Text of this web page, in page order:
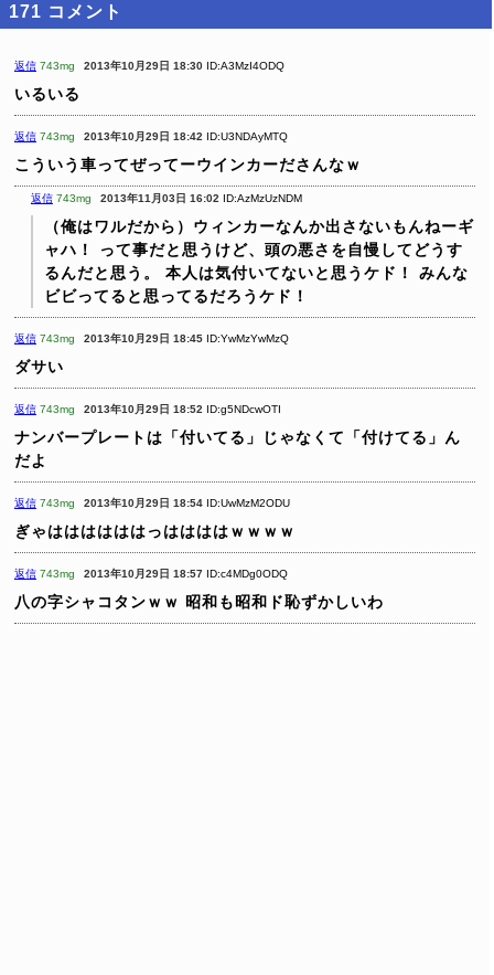
171 コメント
返信 743mg 2013年10月29日 18:30 ID:A3MzI4ODQ
いるいる
返信 743mg 2013年10月29日 18:42 ID:U3NDAyMTQ
こういう車ってぜってーウインカーださんなｗ
返信 743mg 2013年11月03日 16:02 ID:AzMzUzNDM
（俺はワルだから）ウィンカーなんか出さないもんねーギ
ャハ！
って事だと思うけど、頭の悪さを自慢してどうす
るんだと思う。
本人は気付いてないと思うケド！
みんな
ビビってると思ってるだろうケド！
返信 743mg 2013年10月29日 18:45 ID:YwMzYwMzQ
ダサい
返信 743mg 2013年10月29日 18:52 ID:g5NDcwOTI
ナンバープレートは「付いてる」じゃなくて「付けてる」ん
だよ
返信 743mg 2013年10月29日 18:54 ID:UwMzM2ODU
ぎゃははははははっははははｗｗｗｗ
返信 743mg 2013年10月29日 18:57 ID:c4MDg0ODQ
八の字シャコタンｗｗ 昭和も昭和ド恥ずかしいわ